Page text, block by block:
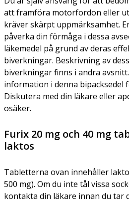
att framföra motorfordon eller
kräver skärpt uppmärksamhet.
påverka din förmåga i dessa
läkemedel på grund av deras
biverkningar. Beskrivning av
biverkningar finns i andra
information i denna bipacksedel
Diskutera med din läkare eller
osäker.
Furix 20 mg och 40 mg
laktos
Tabletterna ovan innehåller
500 mg). Om du inte tål vissa
kontakta din läkare innan du tar